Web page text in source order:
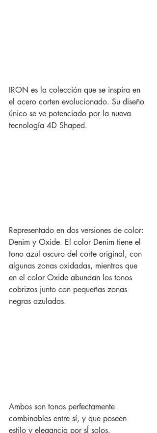
IRON es la colección que se inspira en
el acero corten evolucionado. Su diseño
único se ve potenciado por la nueva
tecnología 4D Shaped.
Representado en dos versiones de color:
Denim y Oxide. El color Denim tiene el
tono azul oscuro del corte original, con
algunas zonas oxidadas, mientras que
en el color Oxide abundan los tonos
cobrizos junto con pequeñas zonas
negras azuladas.
Ambos son tonos perfectamente
combinables entre sí, y que poseen
estilo y elegancia por sÍ solos.